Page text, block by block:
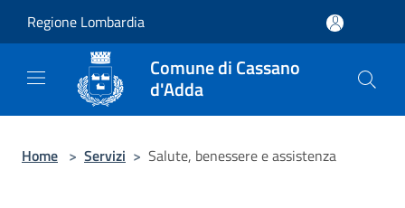
Regione Lombardia
Comune di Cassano
d'Adda
Home > Servizi > Salute, benessere e assistenza